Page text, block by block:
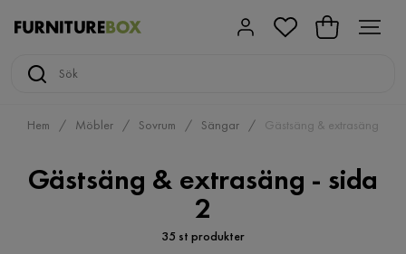
Hem Möbler Sovrum Sängar Gästsäng & extrasäng
Gästsäng & extrasäng - sida
2
35 st produkter